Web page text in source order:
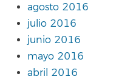
agosto 2016
julio 2016
junio 2016
mayo 2016
abril 2016